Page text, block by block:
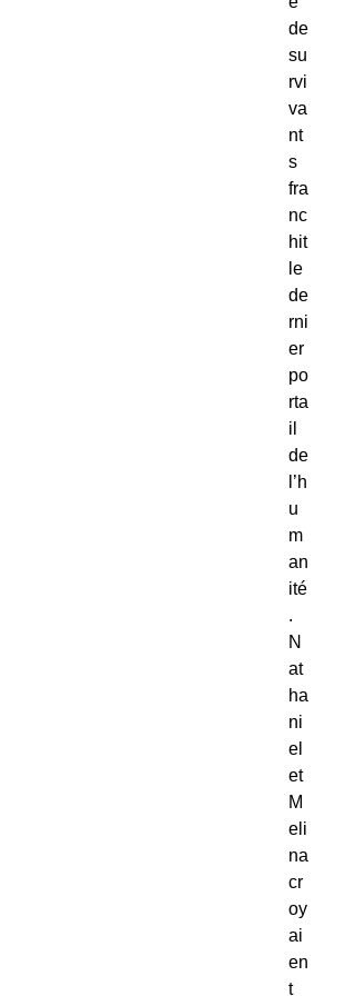
de
su
rvi
va
nt
s
fra
nc
hit
le
de
rni
er
po
rta
il
de
l’h
u
m
an
ité
.
N
at
ha
ni
el
et
M
eli
na
cr
oy
ai
en
t